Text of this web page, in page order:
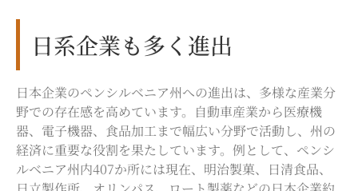
日系企業も多く進出
日本企業のペンシルベニア州への進出は、多様な産業分
野での存在感を高めています。自動車産業から医療機
器、電子機器、食品加工まで幅広い分野で活動し、州の
経済に重要な役割を果たしています。例として、 ペンシ
ルベニア州内407か所には現在、明治製菓、日清食品、